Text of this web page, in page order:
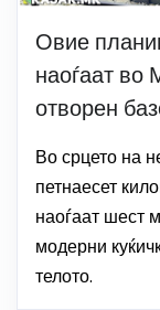
Овие
наоѓаат во
отворен
Во срцето на
петнаесет
наоѓаат шест
модерни
телото.